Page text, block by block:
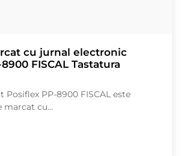
cu jurnal electronic
FISCAL Tastatura
Posiflex PP-8900 FISCAL este
marcat cu...